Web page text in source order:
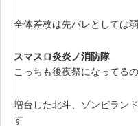
全体差枚は先バレとしては
スマスロ炎炎ノ消防隊
こっちも後夜祭になってる
増台した北斗、ゾンビラン
す